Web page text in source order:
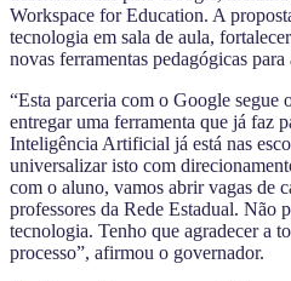
Workspace for Education. A
tecnologia em sala de aula,
novas ferramentas pedagógicas para
“Esta parceria com o Google segue
entregar uma ferramenta que já faz
Inteligência Artificial já está nas
universalizar isto com
com o aluno, vamos abrir vagas de
professores da Rede Estadual. Não
tecnologia. Tenho que agradecer a
processo”, afirmou o governador.